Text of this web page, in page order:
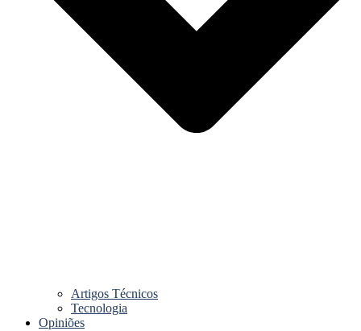
Artigos Técnicos
Tecnologia
Opiniões